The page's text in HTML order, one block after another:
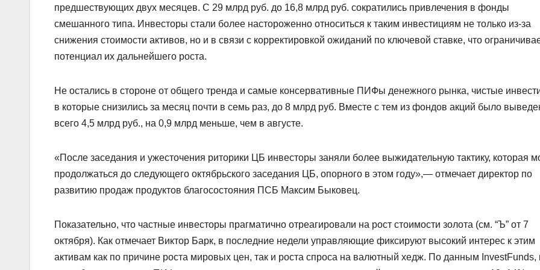
предшествующих двух месяцев. С 29 млрд руб. до 16,8 млрд руб. сократились привлечения в фонды
смешанного типа. Инвесторы стали более настороженно относиться к таким инвестициям не только из-за
снижения стоимости активов, но и в связи с корректировкой ожиданий по ключевой ставке, что
потенциал их дальнейшего роста.
Не остались в стороне от общего тренда и самые консервативные ПИФы денежного рынка, чистые
в которые снизились за месяц почти в семь раз, до 8 млрд руб. Вместе с тем из фондов акций было
всего 4,5 млрд руб., на 0,9 млрд меньше, чем в августе.
«После заседания и ужесточения риторики ЦБ инвесторы заняли более выжидательную тактику, которая
продолжаться до следующего октябрьского заседания ЦБ, опорного в этом году»,— отмечает директор по
развитию продаж продуктов благосостояния ПСБ Максим Быковец.
Показательно, что частные инвесторы прагматично отреагировали на рост стоимости золота (см. “Ъ” от 7
октября). Как отмечает Виктор Барк, в последние недели управляющие фиксируют высокий интерес к этим
активам как по причине роста мировых цен, так и роста спроса на валютный хедж. По данным InvestFunds,